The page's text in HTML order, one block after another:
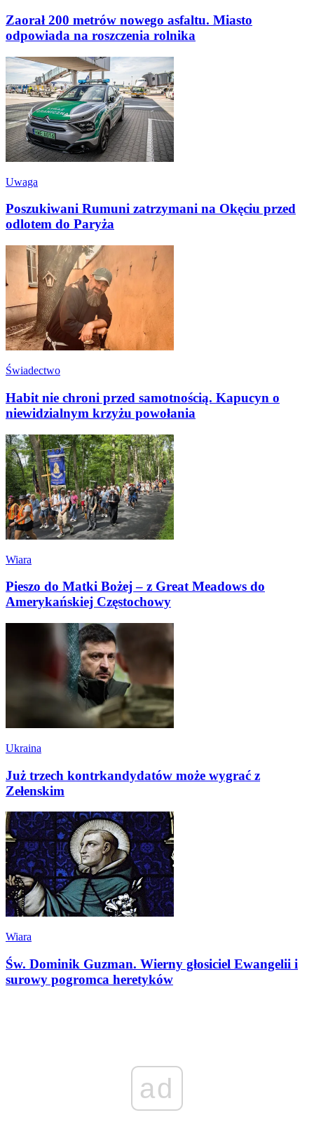
Zaorał 200 metrów nowego asfaltu. Miasto
odpowiada na roszczenia rolnika
Uwaga
Poszukiwani Rumuni zatrzymani na Okęciu przed
odlotem do Paryża
Świadectwo
Habit nie chroni przed samotnością. Kapucyn o
niewidzialnym krzyżu powołania
Wiara
Pieszo do Matki Bożej – z Great Meadows do
Amerykańskiej Częstochowy
Ukraina
Już trzech kontrkandydatów może wygrać z
Zełenskim
Wiara
Św. Dominik Guzman. Wierny głosiciel Ewangelii i
surowy pogromca heretyków
ad